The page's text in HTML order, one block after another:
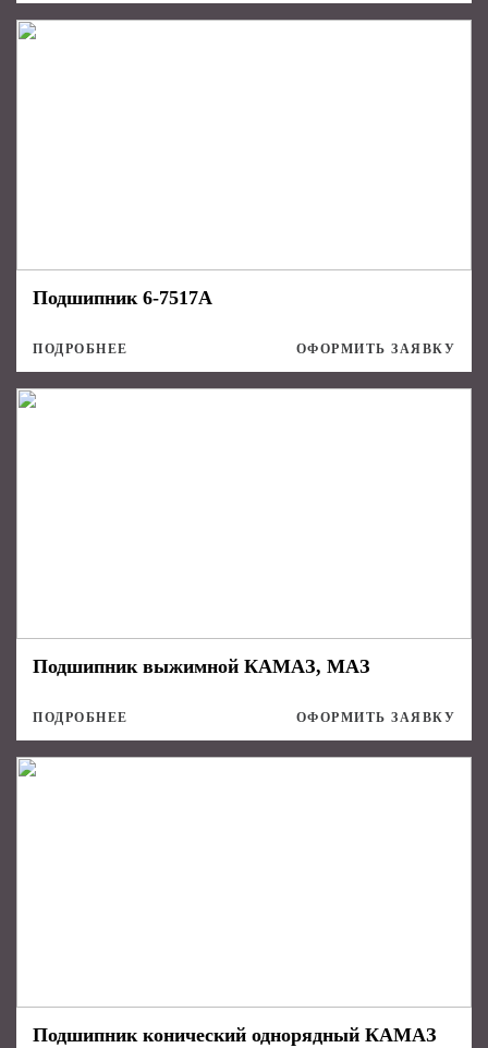
Подшипник 6-7517А
ПОДРОБНЕЕ ОФОРМИТЬ ЗАЯВКУ
Подшипник выжимной КАМАЗ, МАЗ
ПОДРОБНЕЕ ОФОРМИТЬ ЗАЯВКУ
Подшипник конический однорядный КАМАЗ